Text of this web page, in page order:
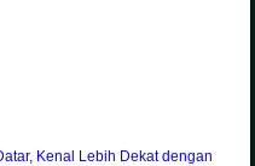
Kenal Lebih Dekat dengan